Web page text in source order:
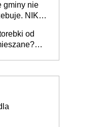
gminy nie
NIK
od